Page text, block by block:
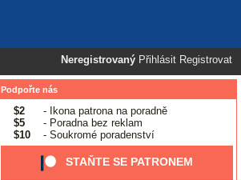
Neregistrovaný Přihlásit Registrovat
Podpořte nás
$2
- Ikona patrona na poradně
$5
- Poradna bez reklam
$10
- Soukromé poradenství
STAŇTE SE PATRONEM